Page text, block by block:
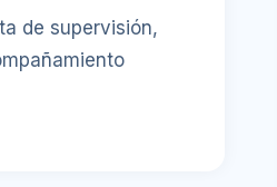
de supervisión,